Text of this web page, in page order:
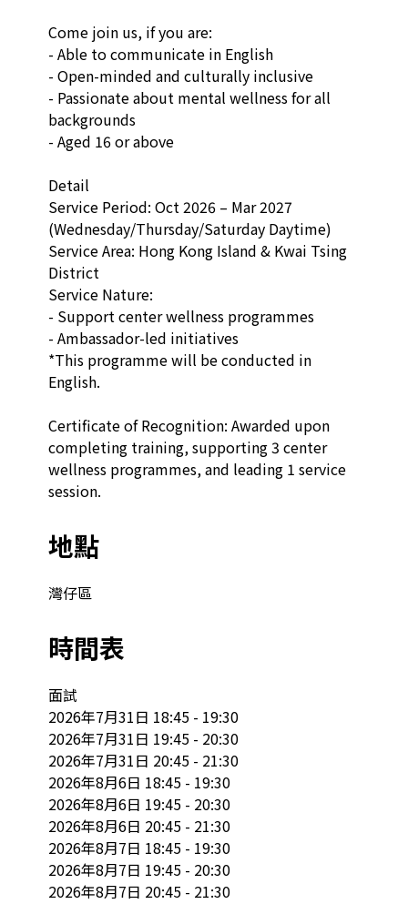
Come join us, if you are:
- Able to communicate in English
- Open-minded and culturally inclusive
- Passionate about mental wellness for all
backgrounds
- Aged 16 or above
Detail
Service Period: Oct 2026 – Mar 2027
(Wednesday/Thursday/Saturday Daytime)
Service Area: Hong Kong Island & Kwai Tsing
District
Service Nature:
- Support center wellness programmes
- Ambassador-led initiatives
*This programme will be conducted in
English.
Certificate of Recognition: Awarded upon
completing training, supporting 3 center
wellness programmes, and leading 1 service
session.
地點
灣仔區
時間表
面試
2026年7月31日 18:45 - 19:30
2026年7月31日 19:45 - 20:30
2026年7月31日 20:45 - 21:30
2026年8月6日 18:45 - 19:30
2026年8月6日 19:45 - 20:30
2026年8月6日 20:45 - 21:30
2026年8月7日 18:45 - 19:30
2026年8月7日 19:45 - 20:30
2026年8月7日 20:45 - 21:30